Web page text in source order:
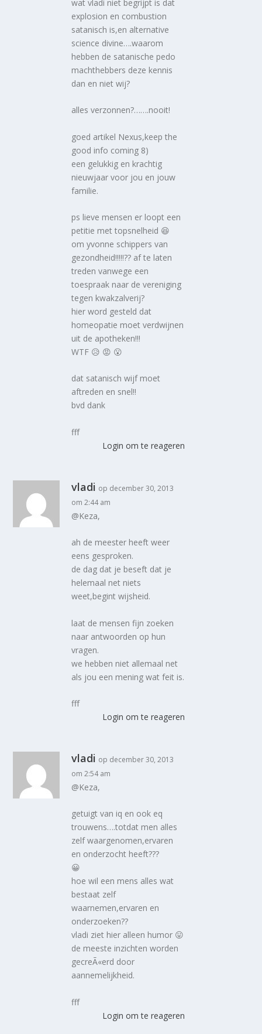
wat vladi niet begrijpt is dat
explosion en combustion
satanisch is,en alternative
science divine….waarom
hebben de satanische pedo
machthebbers deze kennis
dan en niet wij?
alles verzonnen?…….nooit!
goed artikel Nexus,keep the
good info coming 8)
een gelukkig en krachtig
nieuwjaar voor jou en jouw
familie.
ps lieve mensen er loopt een
petitie met topsnelheid 😆
om yvonne schippers van
gezondheid!!!!!?? af te laten
treden vanwege een
toespraak naar de vereniging
tegen kwakzalverij?
hier word gesteld dat
homeopatie moet verdwijnen
uit de apotheken!!!
WTF 😥 😡 😮
dat satanisch wijf moet
aftreden en snel!!
bvd dank
fff
Login om te reageren
vladi op december 30, 2013
om 2:44 am
@Keza,
ah de meester heeft weer
eens gesproken.
de dag dat je beseft dat je
helemaal net niets
weet,begint wijsheid.
laat de mensen fijn zoeken
naar antwoorden op hun
vragen.
we hebben niet allemaal net
als jou een mening wat feit is.
fff
Login om te reageren
vladi op december 30, 2013
om 2:54 am
@Keza,
getuigt van iq en ook eq
trouwens….totdat men alles
zelf waargenomen,ervaren
en onderzocht heeft???
😀
hoe wil een mens alles wat
bestaat zelf
waarnemen,ervaren en
onderzoeken??
vladi ziet hier alleen humor 😛
de meeste inzichten worden
gecreÃ«erd door
aannemelijkheid.
fff
Login om te reageren